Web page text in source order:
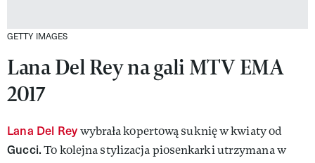
GETTY IMAGES
Lana Del Rey na gali MTV EMA
2017
Lana Del Reywybrała kopertową suknię w kwiaty od
Gucci.To kolejna stylizacja piosenkarki utrzymana w